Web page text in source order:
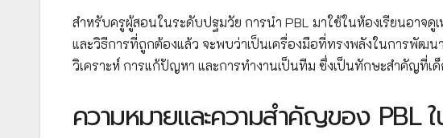
สำหรับครูผู้สอนในระดับปฐมวัย การนำ PBL มาใช้ในห้องเรียนอาจดู
และวิธีการที่ถูกต้องแล้ว จะพบว่าเป็นเครื่องมือที่ทรงพลังในการพัฒ
วิเคราะห์ การแก้ปัญหา และการทำงานเป็นทีม ซึ่งเป็นทักษะสำคัญที่เ
ความหมายและความสำคัญของ PBL